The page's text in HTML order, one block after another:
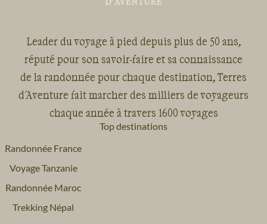
Leader du voyage à pied depuis plus de 50 ans,
réputé pour son savoir-faire et sa connaissance
de la randonnée pour chaque destination, Terres
d'Aventure fait marcher des milliers de voyageurs
chaque année à travers 1600 voyages
Top destinations
Randonnée France
Voyage Tanzanie
Randonnée Maroc
Trekking Népal